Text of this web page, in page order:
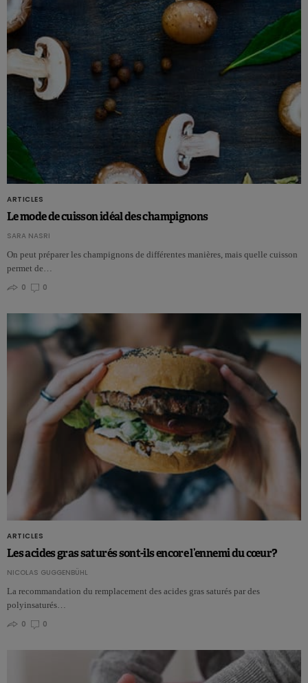
ARTICLES
Le mode de cuisson idéal des champignons
SARA NASRI
On peut préparer les champignons de différentes manières, mais quelle cuisson
permet de…
0
0
ARTICLES
Les acides gras saturés sont-ils encore l’ennemi du cœur?
NICOLAS GUGGENBÜHL
La recommandation du remplacement des acides gras saturés par des
polyinsaturés…
0
0